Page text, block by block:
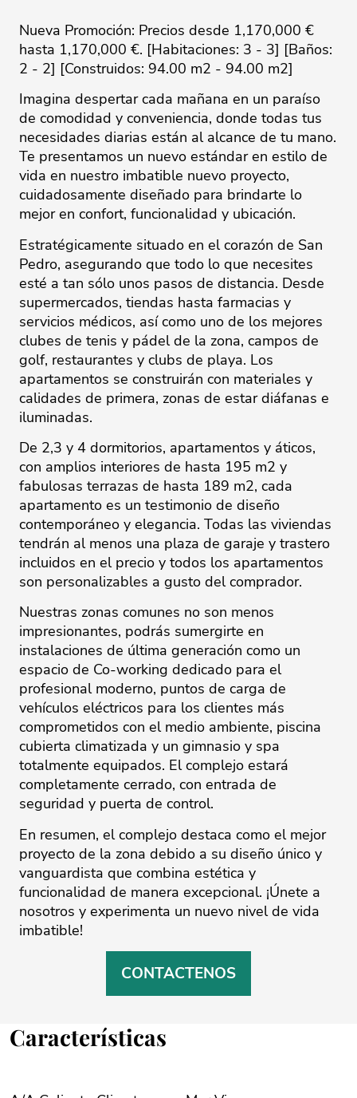
Nueva Promoción: Precios desde 1,170,000 €
hasta 1,170,000 €. [Habitaciones: 3 - 3] [Baños:
2 - 2] [Construidos: 94.00 m2 - 94.00 m2]
Imagina despertar cada mañana en un paraíso
de comodidad y conveniencia, donde todas tus
necesidades diarias están al alcance de tu mano.
Te presentamos un nuevo estándar en estilo de
vida en nuestro imbatible nuevo proyecto,
cuidadosamente diseñado para brindarte lo
mejor en confort, funcionalidad y ubicación.
Estratégicamente situado en el corazón de San
Pedro, asegurando que todo lo que necesites
esté a tan sólo unos pasos de distancia. Desde
supermercados, tiendas hasta farmacias y
servicios médicos, así como uno de los mejores
clubes de tenis y pádel de la zona, campos de
golf, restaurantes y clubs de playa. Los
apartamentos se construirán con materiales y
calidades de primera, zonas de estar diáfanas e
iluminadas.
De 2,3 y 4 dormitorios, apartamentos y áticos,
con amplios interiores de hasta 195 m2 y
fabulosas terrazas de hasta 189 m2, cada
apartamento es un testimonio de diseño
contemporáneo y elegancia. Todas las viviendas
tendrán al menos una plaza de garaje y trastero
incluidos en el precio y todos los apartamentos
son personalizables a gusto del comprador.
Nuestras zonas comunes no son menos
impresionantes, podrás sumergirte en
instalaciones de última generación como un
espacio de Co-working dedicado para el
profesional moderno, puntos de carga de
vehículos eléctricos para los clientes más
comprometidos con el medio ambiente, piscina
cubierta climatizada y un gimnasio y spa
totalmente equipados. El complejo estará
completamente cerrado, con entrada de
seguridad y puerta de control.
En resumen, el complejo destaca como el mejor
proyecto de la zona debido a su diseño único y
vanguardista que combina estética y
funcionalidad de manera excepcional. ¡Únete a
nosotros y experimenta un nuevo nivel de vida
imbatible!
CONTACTENOS
Características